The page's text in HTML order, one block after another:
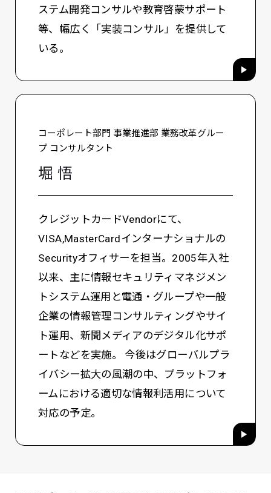
ステム開発コンサルや教育啓蒙サポート
等、幅広く「実装コンサル」を提供して
いる。
堀 悟
コーポレート部門 事業推進部 業務改革グルー
プ コンサルタント
クレジットカードVendorにて、
VISA,MasterCardインターナショナルの
Securityオフィサーを担当。2005年入社
以来、主に情報セキュリティマネジメン
トシステム運用と電通・グループや一般
企業の情報管理コンサルティングやサイ
ト運用、新聞メディアのデジタル化サポ
ートなどを実施。 今後はグローバルプラ
イバシー拡大の風潮の中、プラットフォ
ームにおける適切な情報利活用について
対応の予定。